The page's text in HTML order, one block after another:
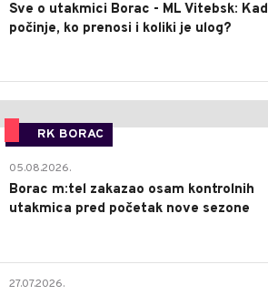
Sve o utakmici Borac - ML Vitebsk: Kad
počinje, ko prenosi i koliki je ulog?
RK BORAC
05.08.2026.
Borac m:tel zakazao osam kontrolnih
utakmica pred početak nove sezone
27.07.2026.